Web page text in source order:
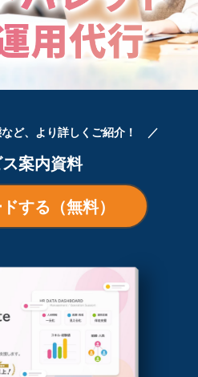
ど、より詳しくご紹介！ ／
案内資料
する（無料）